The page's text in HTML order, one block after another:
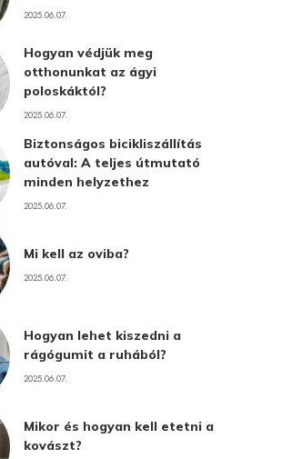
2025.06.07.
Hogyan védjük meg
otthonunkat az ágyi
poloskáktól?
2025.06.07.
Biztonságos bicikliszállítás
autóval: A teljes útmutató
minden helyzethez
2025.06.07.
Mi kell az oviba?
2025.06.07.
Hogyan lehet kiszedni a
rágógumit a ruhából?
2025.06.07.
Mikor és hogyan kell etetni a
kovászt?